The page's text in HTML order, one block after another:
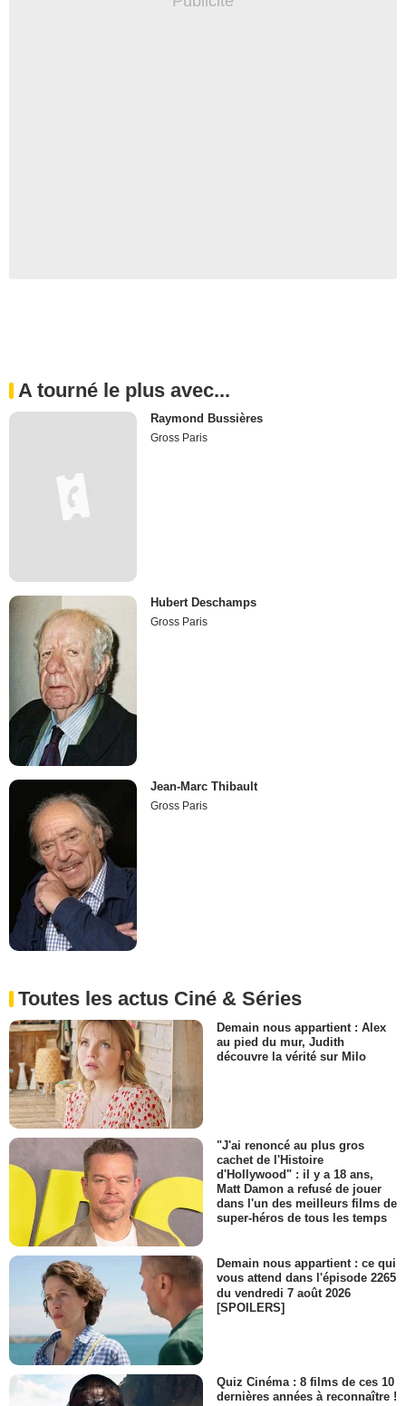
A tourné le plus avec...
Raymond Bussières
Gross Paris
Hubert Deschamps
Gross Paris
Jean-Marc Thibault
Gross Paris
Toutes les actus Ciné & Séries
Demain nous appartient : Alex
au pied du mur, Judith
découvre la vérité sur Milo
"J'ai renoncé au plus gros
cachet de l'Histoire
d'Hollywood" : il y a 18 ans,
Matt Damon a refusé de jouer
dans l'un des meilleurs films de
super-héros de tous les temps
Demain nous appartient : ce qui
vous attend dans l'épisode 2265
du vendredi 7 août 2026
[SPOILERS]
Quiz Cinéma : 8 films de ces 10
dernières années à reconnaître !